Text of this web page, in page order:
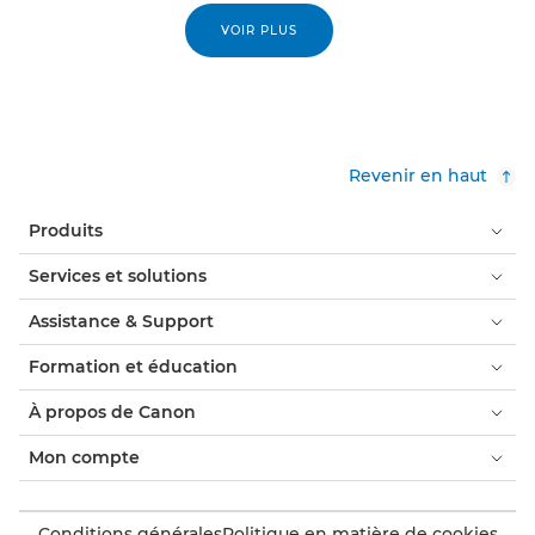
VOIR PLUS
Revenir en haut
Produits
Services et solutions
Assistance & Support
Formation et éducation
À propos de Canon
Mon compte